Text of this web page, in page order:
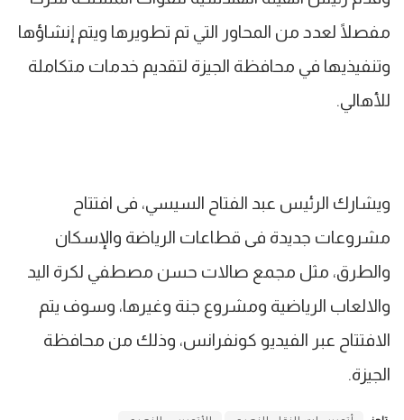
مفصلًا لعدد من المحاور التي تم تطويرها ويتم إنشاؤها
وتنفيذيها في محافظة الجيزة لتقديم خدمات متكاملة
للأهالي.
ويشارك الرئيس عبد الفتاح السيسي، فى افتتاح
مشروعات جديدة فى قطاعات الرياضة والإسكان
والطرق، مثل مجمع صالات حسن مصطفي لكرة اليد
والالعاب الرياضية ومشروع جنة وغيرها، وسوف يتم
الافتتاح عبر الفيديو كونفرانس، وذلك من محافظة
الجيزة.